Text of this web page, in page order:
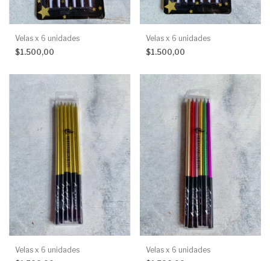
Velas x 6 unidades
$1.500,00
Velas x 6 unidades
$1.500,00
Velas x 6 unidades
Velas x 6 unidades